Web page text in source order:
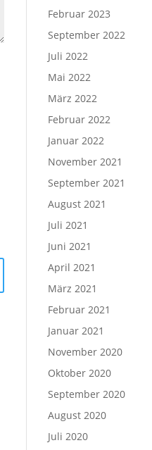
Februar 2023
September 2022
Juli 2022
Mai 2022
März 2022
Februar 2022
Januar 2022
November 2021
September 2021
August 2021
Juli 2021
Juni 2021
April 2021
März 2021
Februar 2021
Januar 2021
November 2020
Oktober 2020
September 2020
August 2020
Juli 2020